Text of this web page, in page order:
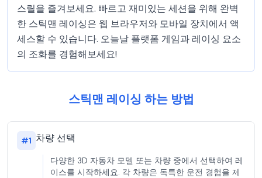
스릴을 즐겨보세요. 빠르고 재미있는 세션을 위해 완벽
한 스틱맨 레이싱은 웹 브라우저와 모바일 장치에서 액
세스할 수 있습니다. 오늘날 플랫폼 게임과 레이싱 요소
의 조화를 경험해보세요!
스틱맨 레이싱 하는 방법
#1 차량 선택
다양한 3D 자동차 모델 또는 차량 중에서 선택하여 레
이스를 시작하세요. 각 차량은 독특한 운전 경험을 제